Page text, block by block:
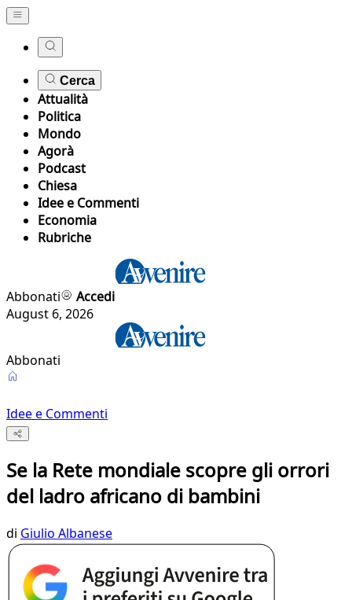
Cerca
Attualità
Politica
Mondo
Agorà
Podcast
Chiesa
Idee e Commenti
Economia
Rubriche
Abbonati
Accedi
August 6, 2026
Abbonati
Idee e Commenti
Se la Rete mondiale scopre gli orrori
del ladro africano di bambini
di Giulio Albanese